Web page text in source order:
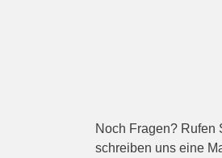
Noch Fragen? Rufen
schreiben uns eine